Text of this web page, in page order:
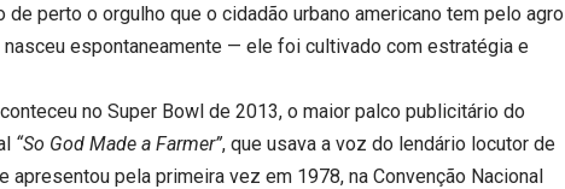
de perto o orgulho que o cidadão urbano americano tem pelo agro
nasceu espontaneamente — ele foi cultivado com estratégia e
no Super Bowl de 2013, o maior palco publicitário do
“So God Made a Farmer”, que usava a voz do lendário locutor de
apresentou pela primeira vez em 1978, na Convenção Nacional